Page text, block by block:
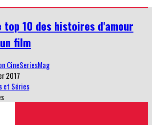
top 10 des histoires d'amour
film
CineSeriesMag
2017
et Séries